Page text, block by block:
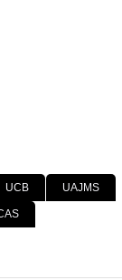
UCB UAJMS